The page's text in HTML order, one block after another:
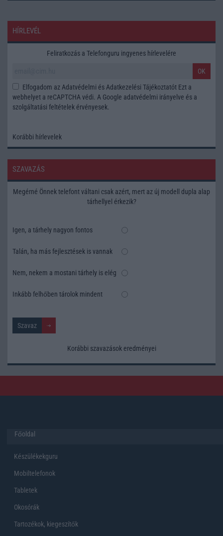
HÍRLEVÉL
Feliratkozás a Telefonguru ingyenes hírlevelére
OK
Elfogadom az Adatvédelmi és Adatkezelési Tájékoztatót Ezt a
webhelyet a reCAPTCHA védi. A Google adatvédelmi irányelve és a
szolgáltatási feltételek érvényesek.
Korábbi hírlevelek
SZAVAZÁS
Megérné Önnek telefont váltani csak azért, mert az új modell dupla alap
tárhellyel érkezik?
Igen, a tárhely nagyon fontos
Talán, ha más fejlesztések is vannak
Nem, nekem a mostani tárhely is elég
Inkább felhőben tárolok mindent
Korábbi szavazások eredményei
Főoldal
Készülékekguru
Mobiltelefonok
Tabletek
Okosórák
Tartozékok, kiegeszítők